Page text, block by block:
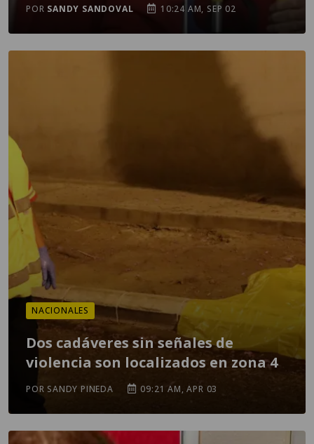
POR SANDY SANDOVAL 10:24 AM, SEP 02
NACIONALES
Dos cadáveres sin señales de
violencia son localizados en zona 4
POR SANDY PINEDA 09:21 AM, APR 03